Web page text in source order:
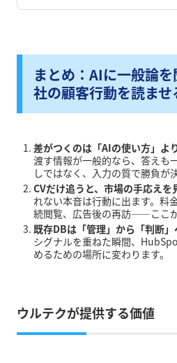
まとめ：AIに一般論
社の顧客行動を読ませ
差がつくのは「AIの使い方」よ
渡す情報が一般的なら、答えも
しではなく、入力の質で勝負が
CVだけ追うと、市場の手応えを
れない本音は行動に出ます。料
続閲覧、広告後の再訪——ここが
既存DBは「管理」から「判断」
シグナルを重ねた瞬間、
めるための場所に変わります。
ウルテクが提供する価値